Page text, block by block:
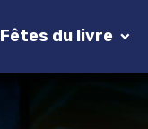
Fêtes du livre